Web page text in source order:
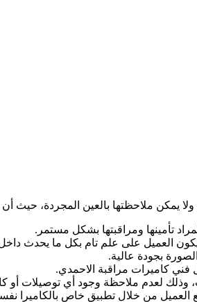
ولا يمكن ملاحظتها بالعين المجردة، حيث
تأمينها ومراقبتها بشكل مستمر.
العميل على علم تام بكل ما يحدث
بجودة عالية.
فني كاميرات مراقبة الاحمدي.
وذلك لعدم ملاحظة وجود أي توصيلات أو
العميل من خلال تطبيق خاص